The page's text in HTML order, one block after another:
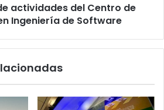
actividades del Centro de
Ingeniería de Software